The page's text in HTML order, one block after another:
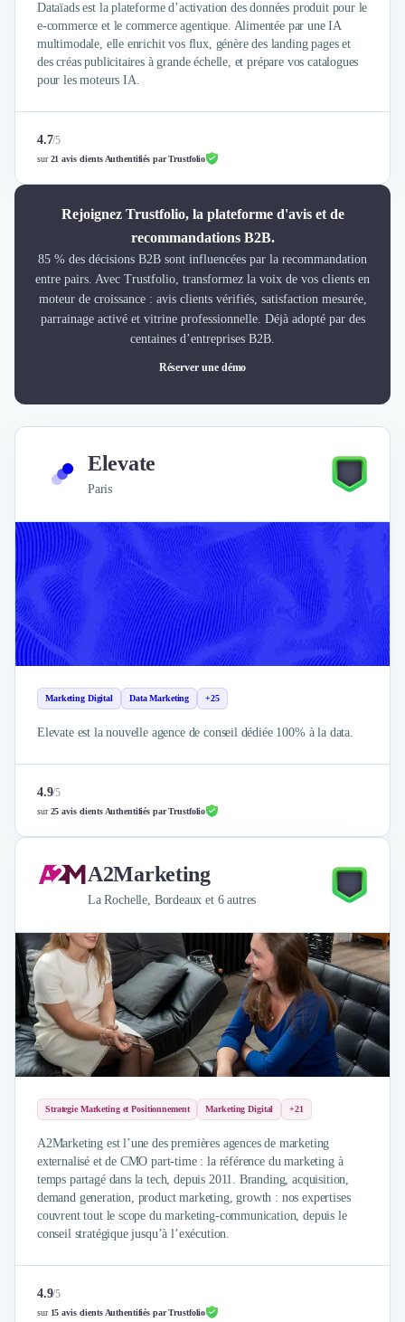
Dataïads est la plateforme d’activation des données produit pour le
e-commerce et le commerce agentique. Alimentée par une IA
multimodale, elle enrichit vos flux, génère des landing pages et
des créas publicitaires à grande échelle, et prépare vos catalogues
pour les moteurs IA.
4.7/5
sur21 avis clients Authentifiés par Trustfolio
Rejoignez Trustfolio, la plateforme d'avis et de
recommandations B2B.
85 % des décisions B2B sont influencées par la recommandation
entre pairs. Avec Trustfolio, transformez la voix de vos clients en
moteur de croissance : avis clients vérifiés, satisfaction mesurée,
parrainage activé et vitrine professionnelle. Déjà adopté par des
centaines d’entreprises B2B.
Réserver une démo
Elevate
Paris
Marketing Digital Data Marketing +25
Elevate est la nouvelle agence de conseil dédiée 100% à la data.
4.9/5
sur25 avis clients Authentifiés par Trustfolio
A2Marketing
La Rochelle, Bordeaux et 6 autres
Strategie Marketing et Positionnement Marketing Digital +21
A2Marketing est l’une des premières agences de marketing
externalisé et de CMO part-time : la référence du marketing à
temps partagé dans la tech, depuis 2011. Branding, acquisition,
demand generation, product marketing, growth : nos expertises
couvrent tout le scope du marketing-communication, depuis le
conseil stratégique jusqu’à l’exécution.
4.9/5
sur 15 avis clients Authentifiés par Trustfolio